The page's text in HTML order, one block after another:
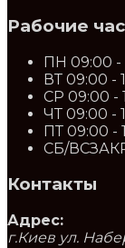
Рабочие
ПН 09:00 -
ВТ 09:00 -
СР 09:00 -
ЧТ 09:00 -
ПТ 09:00 -
СБ/ВС
Контакты
Адрес:
г.Киев ул.